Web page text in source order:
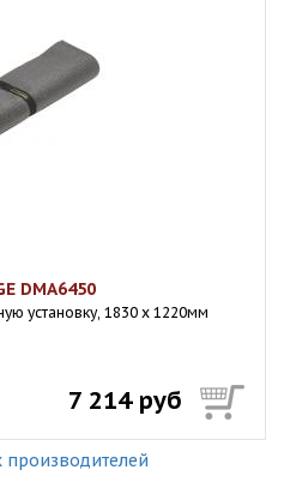
DMA6450
установку, 1830 x 1220мм
7 214 руб
производителей